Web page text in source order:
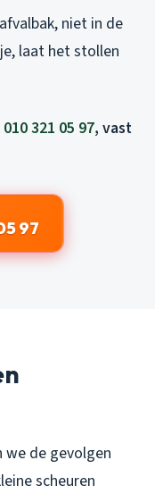
niet in de
laat het stollen
010 321 05 97, vast
97
de gevolgen
scheuren